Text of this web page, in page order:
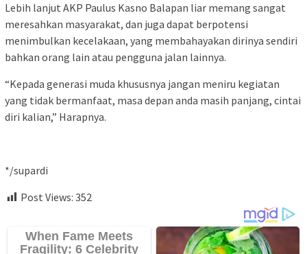
Lebih lanjut AKP Paulus Kasno Balapan liar memang sangat
meresahkan masyarakat, dan juga dapat berpotensi
menimbulkan kecelakaan, yang membahayakan dirinya sendiri
bahkan orang lain atau pengguna jalan lainnya.
“Kepada generasi muda khususnya jangan meniru kegiatan
yang tidak bermanfaat, masa depan anda masih panjang, cintai
diri kalian,” Harapnya.
*/supardi
Post Views: 352